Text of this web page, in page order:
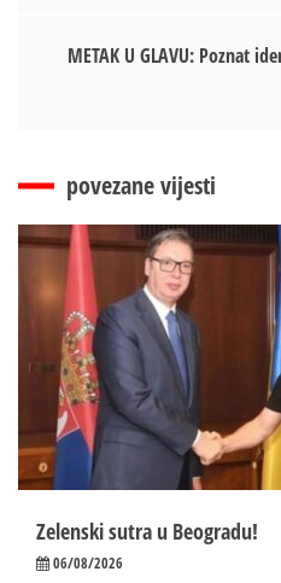
METAK U GLAVU: Poznat
povezane vijesti
Zelenski sutra u Beogradu!
06/08/2026